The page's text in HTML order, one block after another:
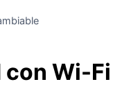
con Wi-Fi